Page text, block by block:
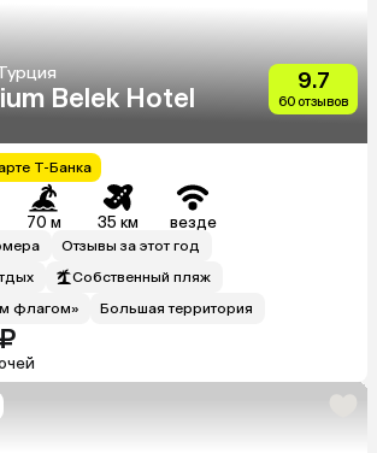
Belek Hotel
9.7
60 отзывов
Т-Банка
70 м 35 км везде
Отзывы за этот год
Собственный пляж
флагом»
Большая территория